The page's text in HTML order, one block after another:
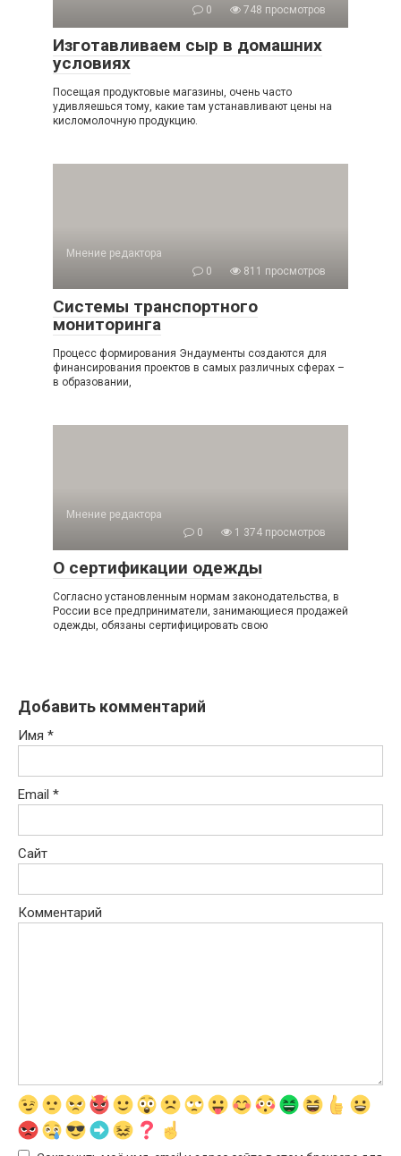
0
748 просмотров
Изготавливаем сыр в домашних
условиях
Посещая продуктовые магазины, очень часто
удивляешься тому, какие там устанавливают цены на
кисломолочную продукцию.
Мнение редактора
0
811 просмотров
Системы транспортного
мониторинга
Процесс формирования Эндаументы создаются для
финансирования проектов в самых различных сферах –
в образовании,
Мнение редактора
0
1 374 просмотров
О сертификации одежды
Согласно установленным нормам законодательства, в
России все предприниматели, занимающиеся продажей
одежды, обязаны сертифицировать свою
Добавить комментарий
Имя *
Email *
Сайт
Комментарий